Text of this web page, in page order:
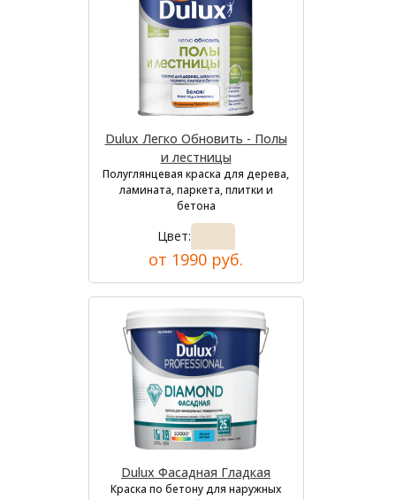
Dulux Легко Обновить - Полы
и лестницы
Полуглянцевая краска для дерева,
ламината, паркета, плитки и
бетона
Цвет:
от 1990 руб.
Dulux Фасадная Гладкая
Краска по бетону для наружных